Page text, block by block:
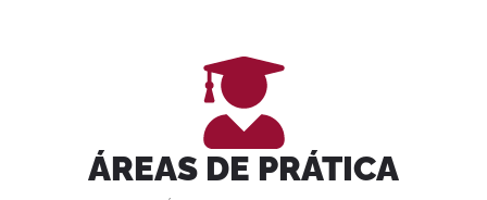
ÁREAS DE PRÁTICA